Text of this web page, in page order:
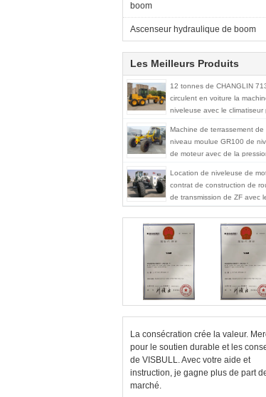
boom
Ascenseur hydraulique de boom
Les Meilleurs Produits
12 tonnes de CHANGLIN
circulent en voiture la
niveleuse avec le climatiseur
Machine de terrassement de
niveau moulue GR100 de
de moteur avec de la
Location de niveleuse de
contrat de construction de
de transmission de ZF avec
de l'opération 15000kg
La consécration crée la valeur.
pour le soutien durable et les
de VISBULL. Avec votre aide et
instruction, je gagne plus de part
marché.